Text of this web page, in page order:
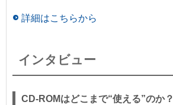
詳細はこちらから
インタビュー
CD-ROMはどこまで“使える”のか？